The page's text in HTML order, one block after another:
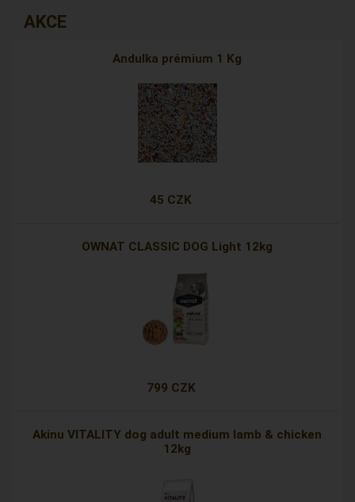
AKCE
Andulka prémium 1 Kg
45 CZK
OWNAT CLASSIC DOG Light 12kg
799 CZK
Akinu VITALITY dog adult medium lamb & chicken
12kg